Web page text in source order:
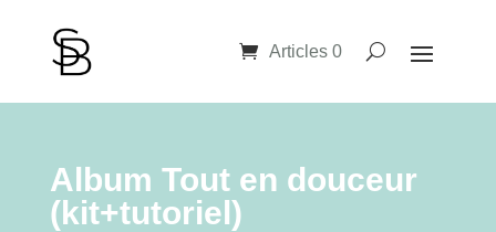
Articles 0
Album Tout en douceur
(kit+tutoriel)